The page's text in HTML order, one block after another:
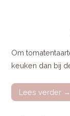
Om
keuken dan bij
Lees verder →